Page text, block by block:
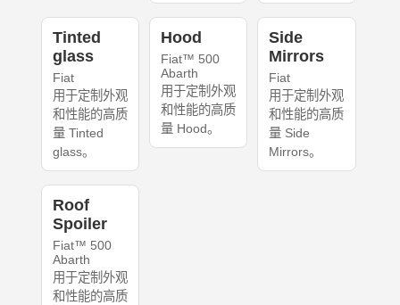
Tinted
glass
Fiat
用于定制外观
和性能的高质
量 Tinted
glass。
Hood
Fiat™ 500
Abarth
用于定制外观
和性能的高质
量 Hood。
Side
Mirrors
Fiat
用于定制外观
和性能的高质
量 Side
Mirrors。
Roof
Spoiler
Fiat™ 500
Abarth
用于定制外观
和性能的高质